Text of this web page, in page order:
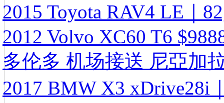
2015 Toyota RAV4 LE｜
2012 Volvo XC60 T6
多伦多 机场接送 尼亞加
2017 BMW X3 xDrive28i